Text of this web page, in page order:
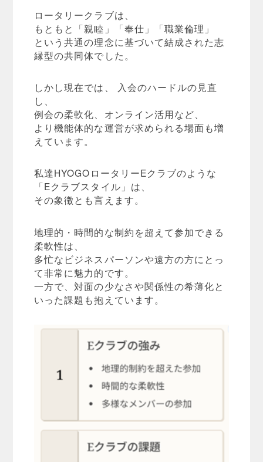
ロータリークラブは、
もともと「親睦」「奉仕」「職業倫理」
という共通の理念に基づいて結成された志
縁型の共同体でした。
しかし現在では、 入会のハードルの見直
し、
例会の柔軟化、オンライン活用など、
より機能体的な運営が求められる場面も増
えています。
私達HYOGOロータリーEクラブのような
「Eクラブスタイル」は、
その象徴とも言えます。
地理的・時間的な制約を超えて参加できる
柔軟性は、
多忙なビジネスパーソンや遠方の方にとっ
て非常に魅力的です。
一方で、対面の少なさや関係性の希薄化と
いった課題も抱えています。